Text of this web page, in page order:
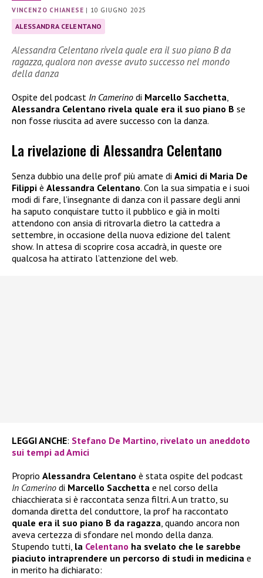
VINCENZO CHIANESE | 10 GIUGNO 2025
ALESSANDRA CELENTANO
Alessandra Celentano rivela quale era il suo piano B da
ragazza, qualora non avesse avuto successo nel mondo
della danza
Ospite del podcast In Camerino di Marcello Sacchetta,
Alessandra Celentano rivela quale era il suo piano B se
non fosse riuscita ad avere successo con la danza.
La rivelazione di Alessandra Celentano
Senza dubbio una delle prof più amate di Amici di Maria De
Filippi è Alessandra Celentano. Con la sua simpatia e i suoi
modi di fare, l’insegnante di danza con il passare degli anni
ha saputo conquistare tutto il pubblico e già in molti
attendono con ansia di ritrovarla dietro la cattedra a
settembre, in occasione della nuova edizione del talent
show. In attesa di scoprire cosa accadrà, in queste ore
qualcosa ha attirato l’attenzione del web.
LEGGI ANCHE: Stefano De Martino, rivelato un aneddoto
sui tempi ad Amici
Proprio Alessandra Celentano è stata ospite del podcast
In Camerino di Marcello Sacchetta e nel corso della
chiacchierata si è raccontata senza filtri. A un tratto, su
domanda diretta del conduttore, la prof ha raccontato
quale era il suo piano B da ragazza, quando ancora non
aveva certezza di sfondare nel mondo della danza.
Stupendo tutti, la Celentano ha svelato che le sarebbe
piaciuto intraprendere un percorso di studi in medicina e
in merito ha dichiarato: